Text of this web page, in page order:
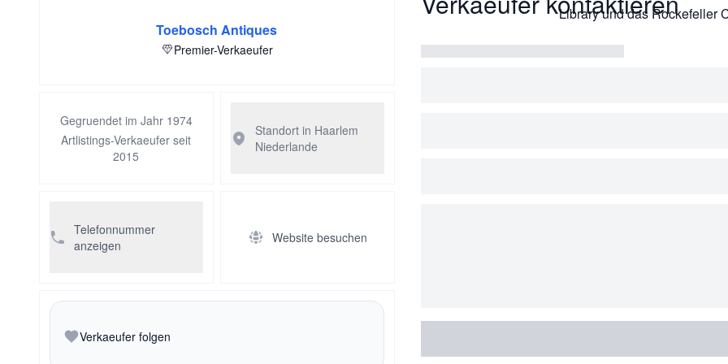
Library und das Rockefeller
Toebosch Antiques
Premier-Verkaeufer
Gegruendet im Jahr 1974
Artlistings-Verkaeufer seit
2015
Standort in Haarlem
Niederlande
Telefonnummer
anzeigen
Website besuchen
Verkaeufer folgen